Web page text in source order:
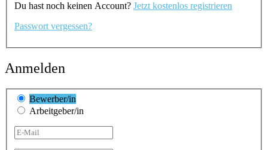
Du hast noch keinen Account? Jetzt kostenlos registrieren
Passwort vergessen?
Anmelden
Bewerber/in
Arbeitgeber/in